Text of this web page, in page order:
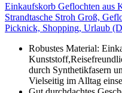
Einkaufskorb Geflochten aus
Strandtasche Stroh Groß,
Picknick, Shopping, Urlaub
Robustes Material:
durch Synthetikfasern
Vielseitig im Alltag